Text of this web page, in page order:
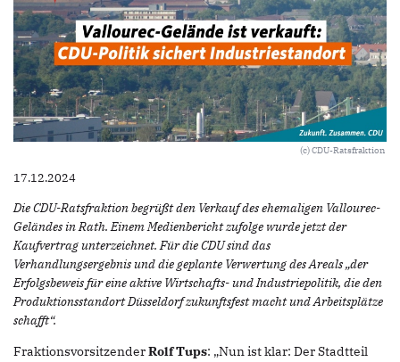
(c) CDU-Ratsfraktion
17.12.2024
Die CDU-Ratsfraktion begrüßt den Verkauf des ehemaligen Vallourec-
Geländes in Rath. Einem Medienbericht zufolge wurde jetzt der
Kaufvertrag unterzeichnet. Für die CDU sind das
Verhandlungsergebnis und die geplante Verwertung des Areals „der
Erfolgsbeweis für eine aktive Wirtschafts- und Industriepolitik, die den
Produktionsstandort Düsseldorf zukunftsfest macht und Arbeitsplätze
schafft“.
FraktionsvorsitzenderRolf Tups: „Nun ist klar: Der Stadtteil